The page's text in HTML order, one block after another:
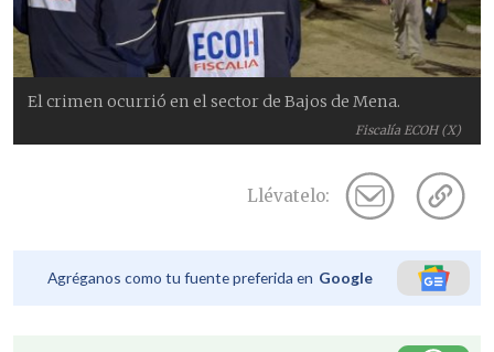
Fiscalía ECOH (X)
El crimen ocurrió en el sector de Bajos de Mena.
Llévatelo:
Agréganos como tu fuente preferida en Google